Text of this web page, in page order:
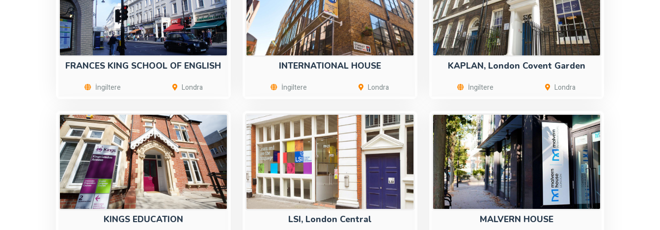
FRANCES KING SCHOOL OF ENGLISH
İngiltere Londra
INTERNATIONAL HOUSE
İngiltere Londra
KAPLAN, London Covent Garden
İngiltere Londra
KINGS EDUCATION LSI, London Central MALVERN HOUSE